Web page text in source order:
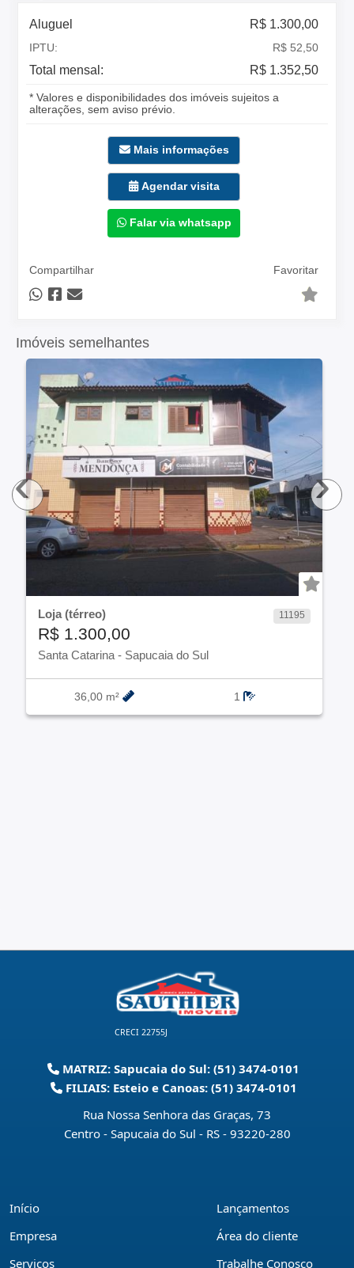
Aluguel R$ 1.300,00
IPTU: R$ 52,50
Total mensal: R$ 1.352,50
* Valores e disponibilidades dos imóveis sujeitos a
alterações, sem aviso prévio.
Mais informações
Agendar visita
Falar via whatsapp
Compartilhar Favoritar
Imóveis semelhantes
‹
Loja (térreo) 11195
R$ 1.300,00
Santa Catarina - Sapucaia do Sul
36,00 m² 1
›
CRECI 22755J
MATRIZ: Sapucaia do Sul: (51) 3474-0101
FILIAIS: Esteio e Canoas: (51) 3474-0101
Rua Nossa Senhora das Graças, 73
Centro - Sapucaia do Sul - RS - 93220-280
Início
Empresa
Serviços
Lançamentos
Área do cliente
Trabalhe Conosco